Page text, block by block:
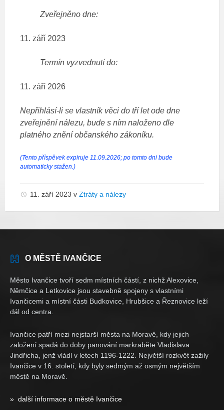
Zveřejněno dne:
11. září 2023
Termín vyzvednutí do:
11. září 2026
Nepřihlásí-li se vlastník věci do tří let ode dne
zveřejnění nálezu, bude s ním naloženo dle
platného znění občanského zákoníku.
(Tento příspěvek expiruje 11.09.2026; po tomto dni bude
automaticky stažen.)
11. září 2023 v Ztráty a nálezy
O MĚSTĚ IVANČICE
Město Ivančice tvoří sedm místních částí, z nichž Alexovice,
Němčice a Letkovice jsou stavebně spojeny s vlastními
Ivančicemi a místní části Budkovice, Hrubšice a Řeznovice leží
dál od centra.
Ivančice patří mezi nejstarší města na Moravě, kdy jejich
založení spadá do doby panování markraběte Vladislava
Jindřicha, jenž vládl v letech 1196-1222. Největší rozkvět zažily
Ivančice v 16. století, kdy byly sedmým až osmým největším
městě na Moravě.
» další informace o městě Ivančice